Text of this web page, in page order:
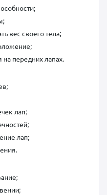
вес своего тела;
на передних лапах.
лап;
лап;